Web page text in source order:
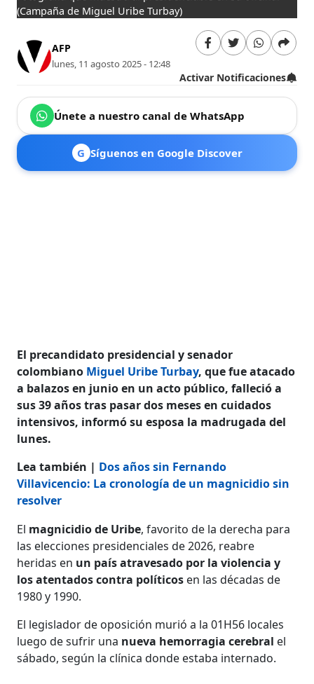
(Campaña de Miguel Uribe Turbay)
AFP
lunes, 11 agosto 2025 - 12:48
Activar Notificaciones
Únete a nuestro canal de WhatsApp
G Síguenos en Google Discover
El precandidato presidencial y senador
colombiano Miguel Uribe Turbay, que fue atacado
a balazos en junio en un acto público, falleció a
sus 39 años tras pasar dos meses en cuidados
intensivos, informó su esposa la madrugada del
lunes.
Lea también | Dos años sin Fernando
Villavicencio: La cronología de un magnicidio sin
resolver
El magnicidio de Uribe, favorito de la derecha para
las elecciones presidenciales de 2026, reabre
heridas en un país atravesado por la violencia y
los atentados contra políticos en las décadas de
1980 y 1990.
El legislador de oposición murió a la 01H56 locales
luego de sufrir una nueva hemorragia cerebral el
sábado, según la clínica donde estaba internado.